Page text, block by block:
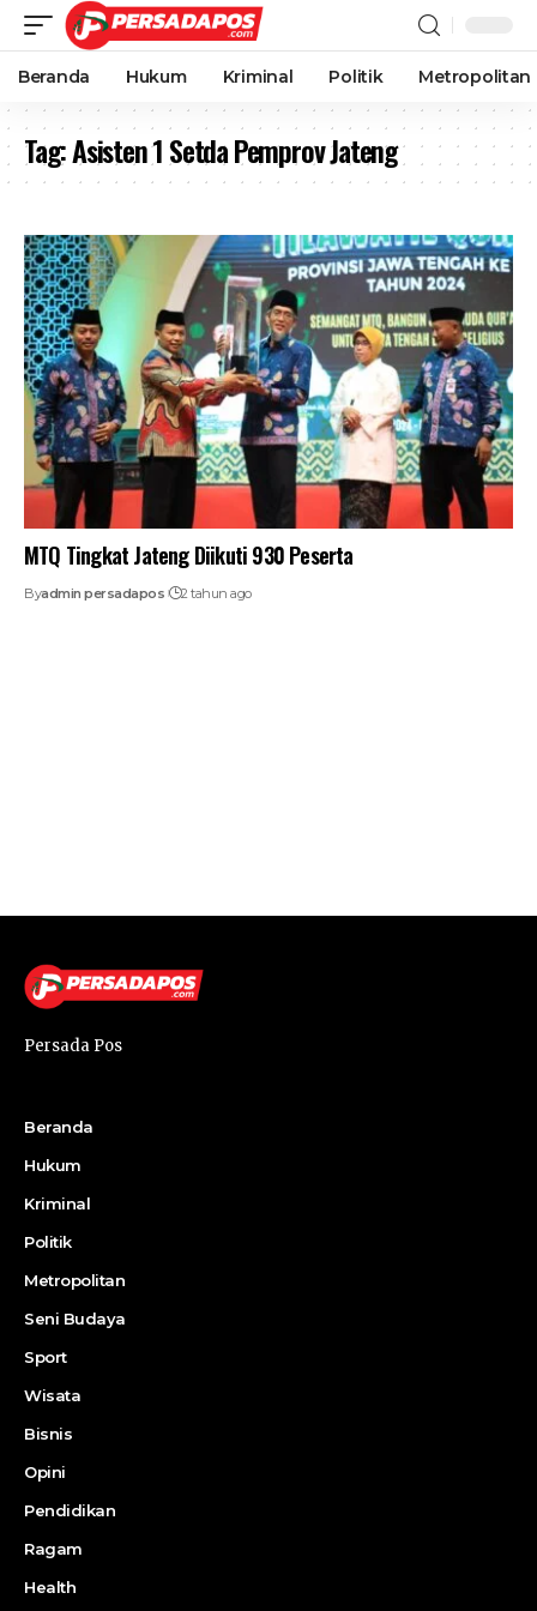
Beranda Hukum Kriminal Politik Metropolitan
Tag:Asisten 1 Setda Pemprov Jateng
MTQ Tingkat Jateng Diikuti 930 Peserta
Byadmin persadapos 2 tahun ago
Persada Pos
Beranda
Hukum
Kriminal
Politik
Metropolitan
Seni Budaya
Sport
Wisata
Bisnis
Opini
Pendidikan
Ragam
Health